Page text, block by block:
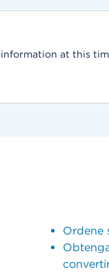
information at this
Ordene